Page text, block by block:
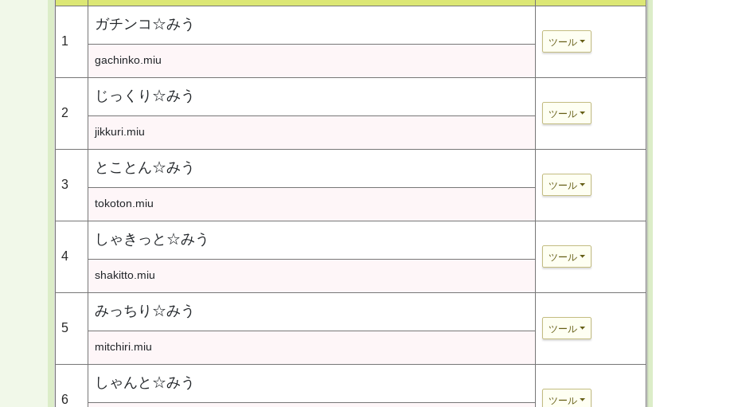
1
ガチンコ☆みう
ツール
gachinko.miu
2
じっくり☆みう
ツール
jikkuri.miu
3
とことん☆みう
ツール
tokoton.miu
4
しゃきっと☆みう
ツール
shakitto.miu
5
みっちり☆みう
ツール
mitchiri.miu
6
しゃんと☆みう
ツール